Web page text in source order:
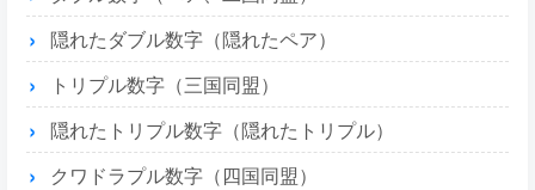
隠れたダブル数字（隠れたペア）
トリプル数字（三国同盟）
隠れたトリプル数字（隠れたトリプル）
クワドラプル数字（四国同盟）